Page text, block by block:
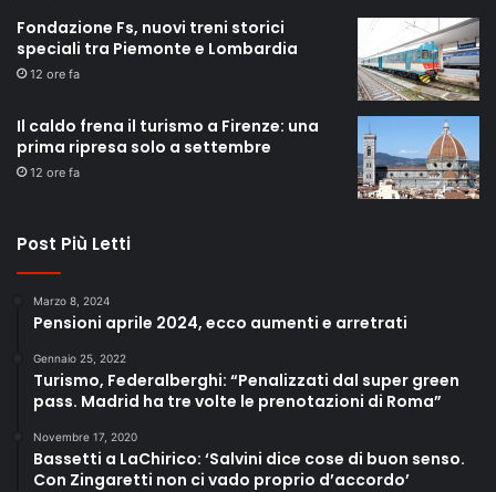
Fondazione Fs, nuovi treni storici
speciali tra Piemonte e Lombardia
12 ore fa
Il caldo frena il turismo a Firenze: una
prima ripresa solo a settembre
12 ore fa
Post Più Letti
Marzo 8, 2024
Pensioni aprile 2024, ecco aumenti e arretrati
Gennaio 25, 2022
Turismo, Federalberghi: “Penalizzati dal super green
pass. Madrid ha tre volte le prenotazioni di Roma”
Novembre 17, 2020
Bassetti a LaChirico: ‘Salvini dice cose di buon senso.
Con Zingaretti non ci vado proprio d’accordo’